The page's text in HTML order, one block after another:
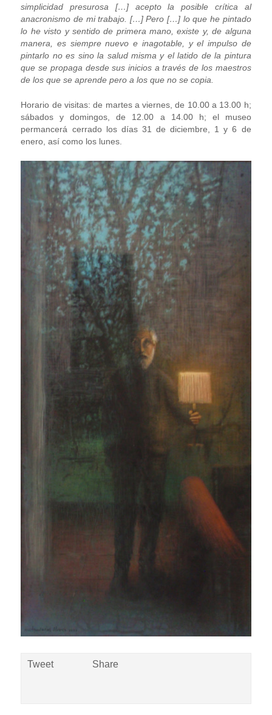
simplicidad presurosa […] acepto la posible crítica al
anacronismo de mi trabajo. […] Pero […] lo que he pintado
lo he visto y sentido de primera mano, existe y, de alguna
manera, es siempre nuevo e inagotable, y el impulso de
pintarlo no es sino la salud misma y el latido de la pintura
que se propaga desde sus inicios a través de los maestros
de los que se aprende pero a los que no se copia.
Horario de visitas: de martes a viernes, de 10.00 a 13.00 h;
sábados y domingos, de 12.00 a 14.00 h; el museo
permancerá cerrado los días 31 de diciembre, 1 y 6 de
enero, así como los lunes.
Tweet Share